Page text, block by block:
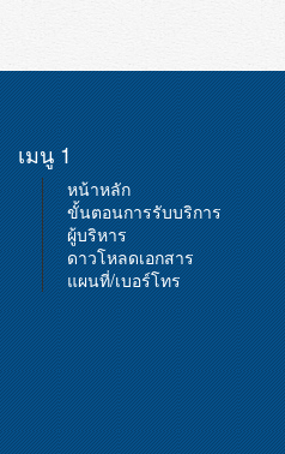
เมนู 1
หน้าหลัก
ขั้นตอนการรับบริการ
ผู้บริหาร
ดาวโหลดเอกสาร
แผนที่/เบอร์โทร